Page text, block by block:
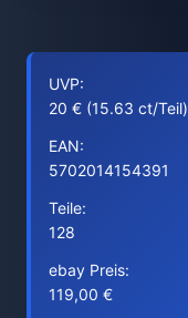
UVP:
20 € (15.63 ct/Teil)
EAN:
5702014154391
Teile:
128
ebay Preis:
119,00 €